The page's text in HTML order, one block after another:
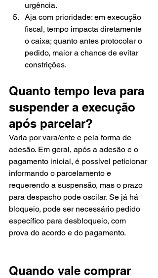
urgência.
Aja com prioridade: em execução
fiscal, tempo impacta diretamente
o caixa; quanto antes protocolar o
pedido, maior a chance de evitar
constrições.
Quanto tempo leva para
suspender a execução
após parcelar?
Varia por vara/ente e pela forma de
adesão. Em geral, após a adesão e o
pagamento inicial, é possível peticionar
informando o parcelamento e
requerendo a suspensão, mas o prazo
para despacho pode oscilar. Se já há
bloqueio, pode ser necessário pedido
específico para desbloqueio, com
prova do acordo e do pagamento.
Quando vale comprar